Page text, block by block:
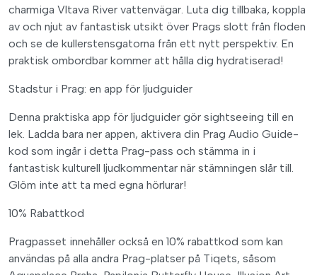
charmiga Vltava River vattenvägar. Luta dig tillbaka, koppla
av och njut av fantastisk utsikt över Prags slott från floden
och se de kullerstensgatorna från ett nytt perspektiv. En
praktisk ombordbar kommer att hålla dig hydratiserad!
Stadstur i Prag: en app för ljudguider
Denna praktiska app för ljudguider gör sightseeing till en
lek. Ladda bara ner appen, aktivera din Prag Audio Guide-
kod som ingår i detta Prag-pass och stämma in i
fantastisk kulturell ljudkommentar när stämningen slår till.
Glöm inte att ta med egna hörlurar!
10% Rabattkod
Pragpasset innehåller också en 10% rabattkod som kan
användas på alla andra Prag-platser på Tiqets, såsom